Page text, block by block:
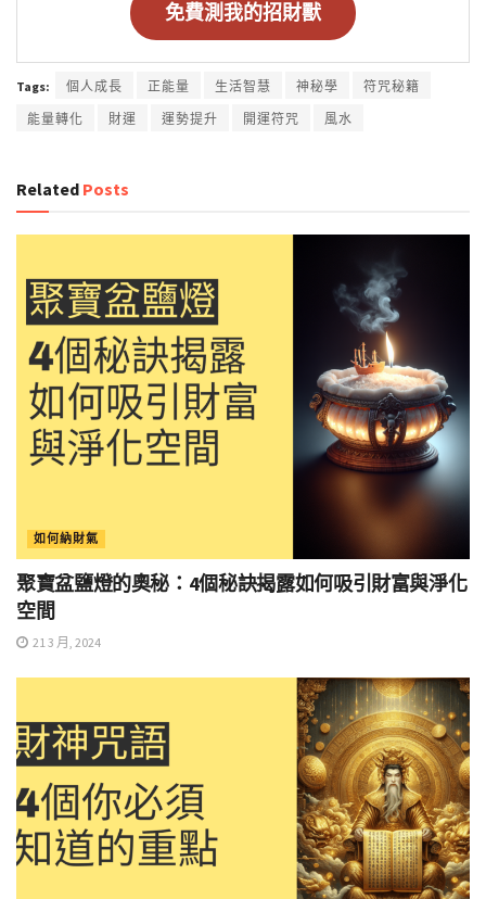
免費測我的招財獸
Tags: 個人成長 正能量 生活智慧 神秘學
符咒秘籍
能量轉化
財運 運勢提升 開運符咒 風水
Related Posts
如何納財氣
聚寶盆鹽燈的奧秘：4個秘訣揭露如何吸引財富與淨化
空間
21 3 月, 2024